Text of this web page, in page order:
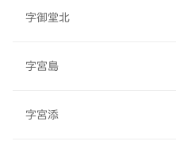
字御堂北
字宮島
字宮添